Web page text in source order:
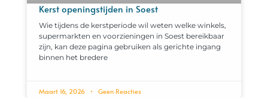
Kerst openingstijden in Soest
Wie tijdens de kerstperiode wil weten welke winkels,
supermarkten en voorzieningen in Soest bereikbaar
zijn, kan deze pagina gebruiken als gerichte ingang
binnen het bredere
Maart 16, 2026 Geen Reacties